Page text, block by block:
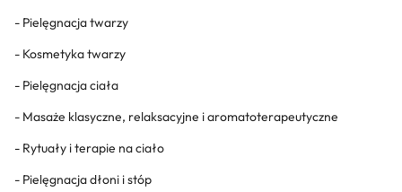
- Pielęgnacja twarzy
- Kosmetyka twarzy
- Pielęgnacja ciała
- Masaże klasyczne, relaksacyjne i aromatoterapeutyczne
- Rytuały i terapie na ciało
- Pielęgnacja dłoni i stóp